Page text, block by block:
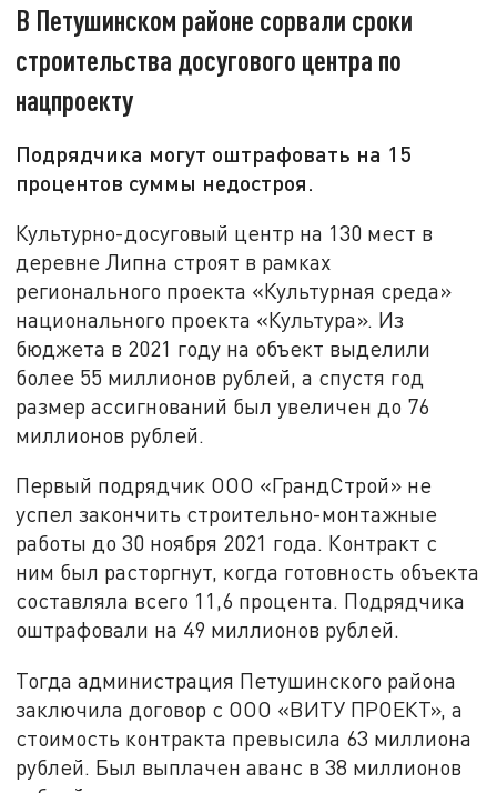
В Петушинском районе сорвали сроки
строительства досугового центра по
нацпроекту
Подрядчика могут оштрафовать на 15
процентов суммы недостроя.
Культурно-досуговый центр на 130 мест в
деревне Липна строят в рамках
регионального проекта «Культурная среда»
национального проекта «Культура». Из
бюджета в 2021 году на объект выделили
более 55 миллионов рублей, а спустя год
размер ассигнований был увеличен до 76
миллионов рублей.
Первый подрядчик ООО «ГрандСтрой» не
успел закончить строительно-монтажные
работы до 30 ноября 2021 года. Контракт с
ним был расторгнут, когда готовность объекта
составляла всего 11,6 процента. Подрядчика
оштрафовали на 49 миллионов рублей.
Тогда администрация Петушинского района
заключила договор с ООО «ВИТУ ПРОЕКТ», а
стоимость контракта превысила 63 миллиона
рублей. Был выплачен аванс в 38 миллионов